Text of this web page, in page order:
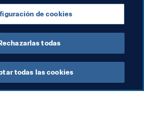
en Twitter | en Facebook | en
de cookies
todas
todas las cookies